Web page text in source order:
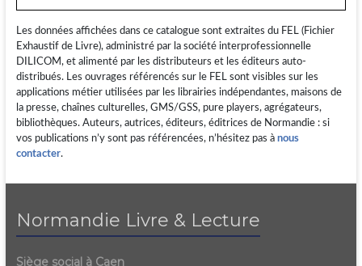
Les données affichées dans ce catalogue sont extraites du FEL (Fichier
Exhaustif de Livre), administré par la société interprofessionnelle
DILICOM, et alimenté par les distributeurs et les éditeurs auto-
distribués. Les ouvrages référencés sur le FEL sont visibles sur les
applications métier utilisées par les librairies indépendantes, maisons de
la presse, chaînes culturelles, GMS/GSS, pure players, agrégateurs,
bibliothèques. Auteurs, autrices, éditeurs, éditrices de Normandie : si
vos publications n’y sont pas référencées, n’hésitez pas à nous
contacter.
Normandie Livre & Lecture
Siège social à Caen